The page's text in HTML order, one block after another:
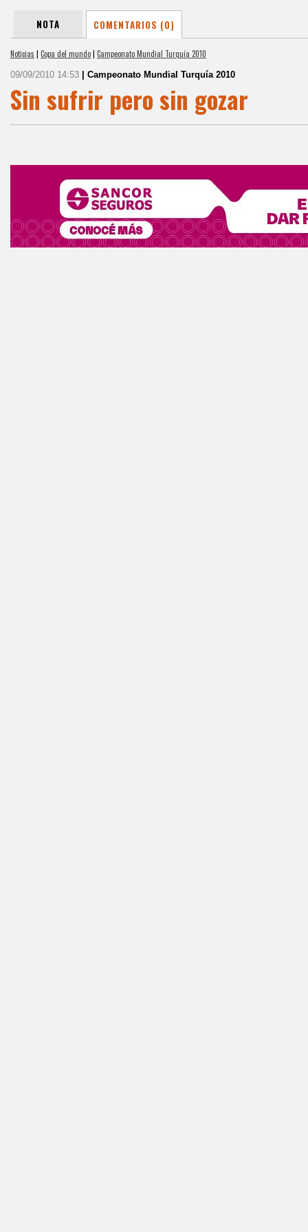
NOTA COMENTARIOS (0)
Noticias | Copa del mundo| Campeonato Mundial Turquía 2010
09/09/2010 14:53 | Campeonato Mundial Turquía 2010
Sin sufrir pero sin gozar